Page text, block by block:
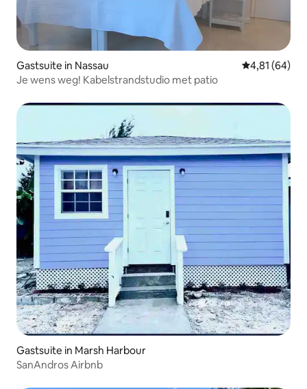
Gastsuite in Nassau Gemiddelde
4,81 (64)
Je wens weg! Kabelstrandstudio met patio
Gastsuite in Marsh Harbour
SanAndros Airbnb